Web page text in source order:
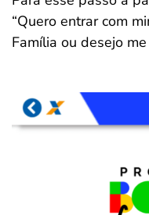
“Quero entrar com
Família ou desejo